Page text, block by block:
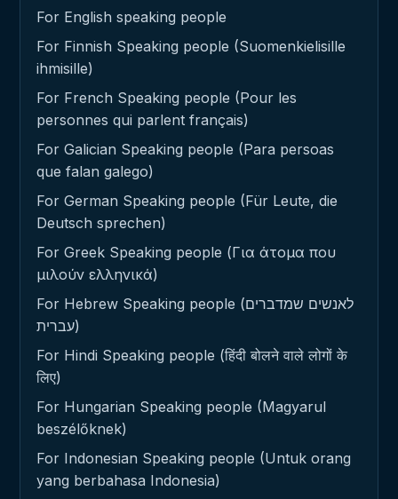
For English speaking people
For Finnish Speaking people (Suomenkielisille
ihmisille)
For French Speaking people (Pour les
personnes qui parlent français)
For Galician Speaking people (Para persoas
que falan galego)
For German Speaking people (Für Leute, die
Deutsch sprechen)
For Greek Speaking people (Για άτομα που
μιλούν ελληνικά)
For Hebrew Speaking people (לאנשים שמדברים
עברית)
For Hindi Speaking people (हिंदी बोलने वाले लोगों के
लिए)
For Hungarian Speaking people (Magyarul
beszélőknek)
For Indonesian Speaking people (Untuk orang
yang berbahasa Indonesia)